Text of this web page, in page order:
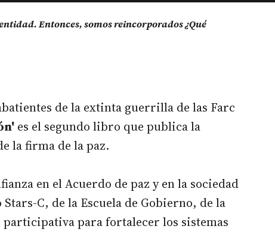
Entonces, somos reincorporados ¿Qué
de la extinta guerrilla de las Farc
es el segundo libro que publica la
la firma de la paz.
en el Acuerdo de paz y en la sociedad
C, de la Escuela de Gobierno, de la
para fortalecer los sistemas